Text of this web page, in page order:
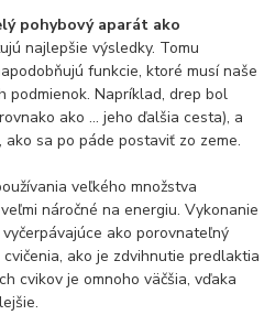
pohybový aparát ako
najlepšie výsledky. Tomu
funkcie, ktoré musí naše
podmienok. Napríklad, drep bol
ako ... jeho ďalšia cesta), a
sa po páde postaviť zo zeme.
veľkého množstva
náročné na energiu. Vykonanie
ako porovnateľný
ako je zdvihnutie predlaktia
cvikov je omnoho väčšia, vďaka